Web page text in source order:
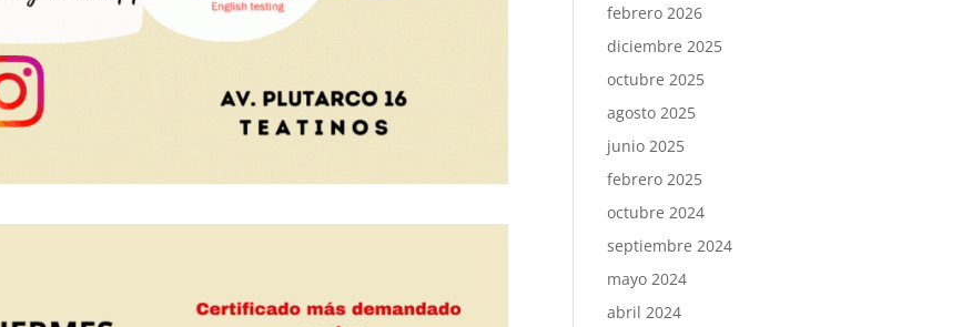
febrero 2026
diciembre 2025
octubre 2025
agosto 2025
junio 2025
febrero 2025
octubre 2024
septiembre 2024
mayo 2024
abril 2024